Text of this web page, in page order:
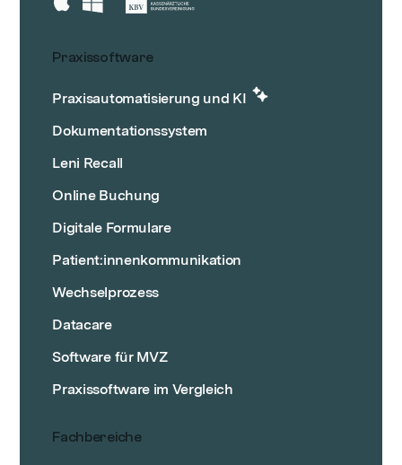
Praxissoftware
Praxisautomatisierung und KI
Dokumentationssystem
Leni Recall
Online Buchung
Digitale Formulare
Patient:innenkommunikation
Wechselprozess
Datacare
Software für MVZ
Praxissoftware im Vergleich
Fachbereiche